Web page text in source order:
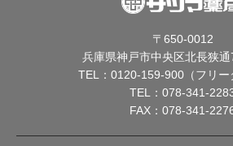
〒650-0012
兵庫県神戸市中央区北長狭
TEL： 0120-159-900（フリー
TEL： 078-341-
FAX：078-341-